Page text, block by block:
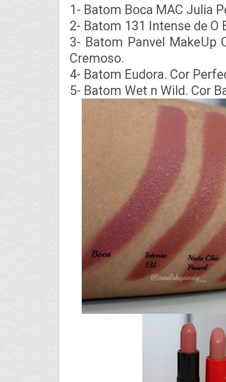
1- Batom Boca MAC Julia
2- Batom 131 Intense de
3- Batom Panvel MakeUp
Cremoso.
4- Batom Eudora. Cor
5- Batom Wet n Wild. Cor